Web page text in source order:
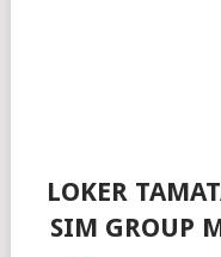
LOKER
SIM GROUP